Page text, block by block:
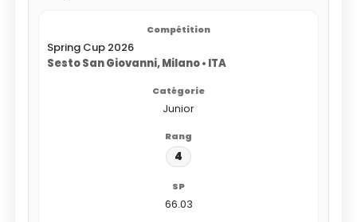
Spring Cup 2026
Sesto San Giovanni, Milano • ITA
Junior
4
66.03